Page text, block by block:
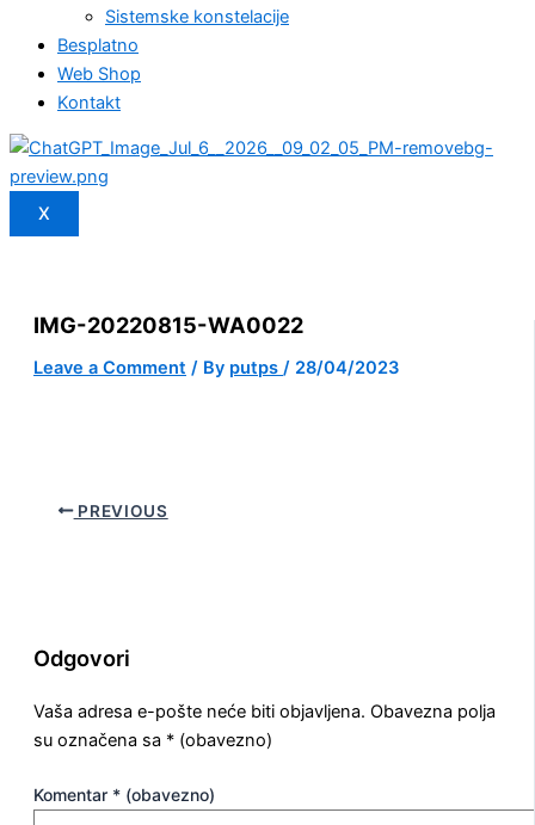
Sistemske konstelacije
Besplatno
Web Shop
Kontakt
X
IMG-20220815-WA0022
Leave a Comment / By putps / 28/04/2023
PREVIOUS
Odgovori
Vaša adresa e-pošte neće biti objavljena. Obavezna polja
su označena sa * (obavezno)
Komentar * (obavezno)